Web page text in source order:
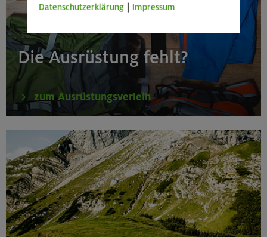
Die Ausrüstung fehlt?
zum Ausrüstungsverleih
Datenschutzerklärung Impressum